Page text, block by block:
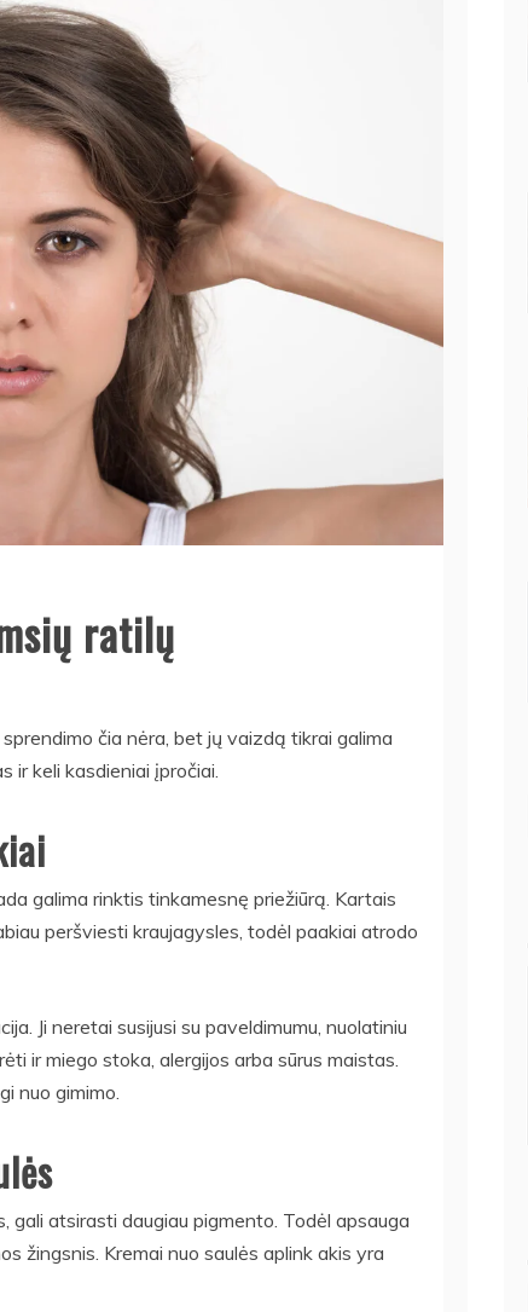
ratilų
čia nėra, bet jų vaizdą tikrai galima
ir keli kasdieniai įpročiai.
galima rinktis tinkamesnę priežiūrą. Kartais
peršviesti kraujagysles, todėl paakiai atrodo
Ji neretai susijusi su paveldimumu, nuolatiniu
ir miego stoka, alergijos arba sūrus maistas.
nuo gimimo.
gali atsirasti daugiau pigmento. Todėl apsauga
žingsnis. Kremai nuo saulės aplink akis yra